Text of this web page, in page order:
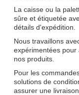
La caisse ou la
sûre et étiquetée
détails d'expédition.
Nous travaillons
expérimentées pour
nos produits.
Pour les
solutions de
assurer une